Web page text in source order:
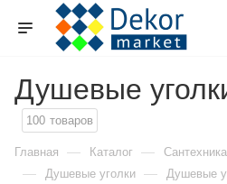
Душевые
100 товаров
Главная — Каталог — Сантехника
— Душевые уголки — Душевые